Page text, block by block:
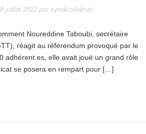
juillet 2022 par syndicoAdmin.
Noureddine Taboubi, secrétaire
réagit au référendum provoqué par le
adhérent.es, elle avait joué un grand rôle
se posera en rempart pour […]